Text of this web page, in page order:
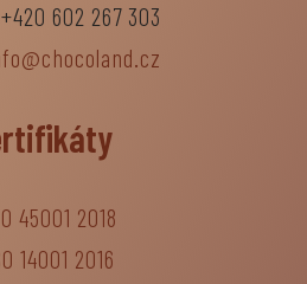
602 267 303
45001 2018
14001 2016